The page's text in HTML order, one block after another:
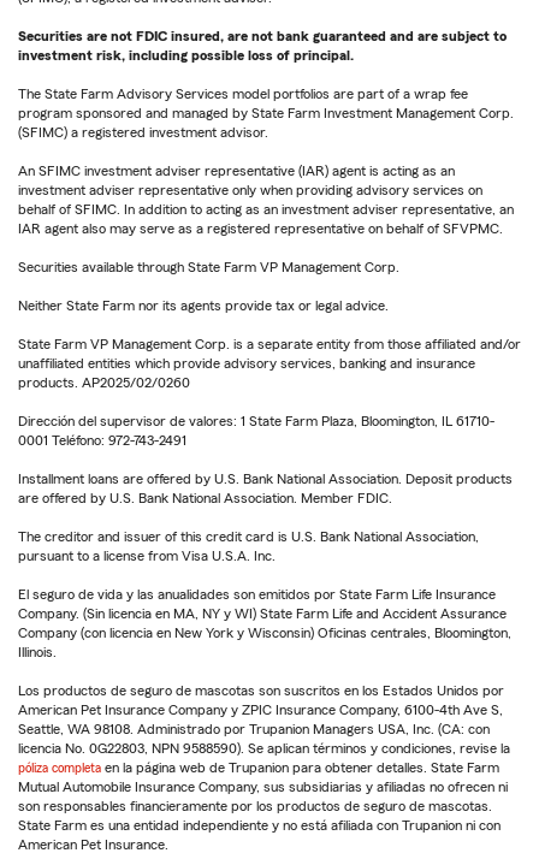
Securities are not FDIC insured, are not bank guaranteed and are subject to
investment risk, including possible loss of principal.
The State Farm Advisory Services model portfolios are part of a wrap fee
program sponsored and managed by State Farm Investment Management Corp.
(SFIMC) a registered investment advisor.
An SFIMC investment adviser representative (IAR) agent is acting as an
investment adviser representative only when providing advisory services on
behalf of SFIMC. In addition to acting as an investment adviser representative, an
IAR agent also may serve as a registered representative on behalf of SFVPMC.
Securities available through State Farm VP Management Corp.
Neither State Farm nor its agents provide tax or legal advice.
State Farm VP Management Corp. is a separate entity from those affiliated and/or
unaffiliated entities which provide advisory services, banking and insurance
products. AP2025/02/0260
Dirección del supervisor de valores: 1 State Farm Plaza, Bloomington, IL 61710-
0001 Teléfono: 972-743-2491
Installment loans are offered by U.S. Bank National Association. Deposit products
are offered by U.S. Bank National Association. Member FDIC.
The creditor and issuer of this credit card is U.S. Bank National Association,
pursuant to a license from Visa U.S.A. Inc.
El seguro de vida y las anualidades son emitidos por State Farm Life Insurance
Company. (Sin licencia en MA, NY y WI) State Farm Life and Accident Assurance
Company (con licencia en New York y Wisconsin) Oficinas centrales, Bloomington,
Illinois.
Los productos de seguro de mascotas son suscritos en los Estados Unidos por
American Pet Insurance Company y ZPIC Insurance Company, 6100-4th Ave S,
Seattle, WA 98108. Administrado por Trupanion Managers USA, Inc. (CA: con
licencia No. 0G22803, NPN 9588590). Se aplican términos y condiciones, revise la
póliza completa en la página web de Trupanion para obtener detalles. State Farm
Mutual Automobile Insurance Company, sus subsidiarias y afiliadas no ofrecen ni
son responsables financieramente por los productos de seguro de mascotas.
State Farm es una entidad independiente y no está afiliada con Trupanion ni con
American Pet Insurance.